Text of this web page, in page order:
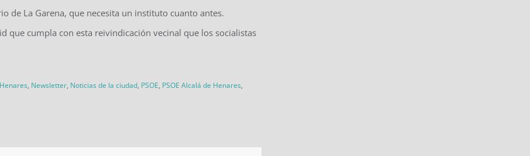
de La Garena, que necesita un instituto cuanto antes.
que cumpla con esta reivindicación vecinal que los socialistas
, Newsletter, Noticias de la ciudad, PSOE, PSOE Alcalá de Henares,